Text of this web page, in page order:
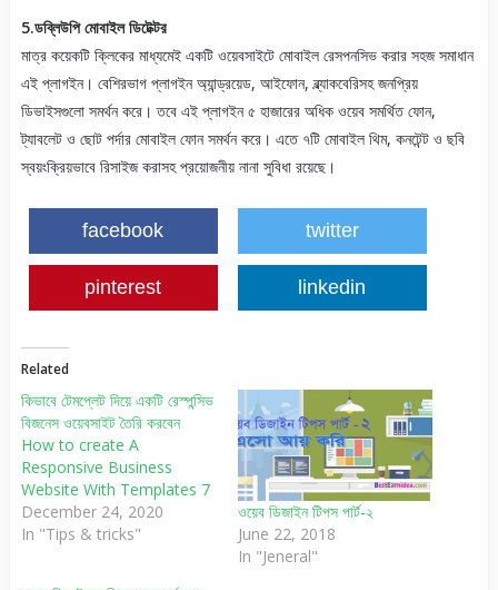
5.ডব্লিউপি মোবাইল ডিটেক্টর
মাত্র কয়েকটি ক্লিকের মাধ্যমেই একটি ওয়েবসাইটে মোবাইল রেসপনসিভ করার সহজ সমাধান
এই প্লাগইন। বেশিরভাগ প্লাগইন অ্যান্ড্রয়েড, আইফোন, ব্ল্যাকবেরিসহ জনপ্রিয়
ডিভাইসগুলো সমর্থন করে। তবে এই প্লাগইন ৫ হাজারের অধিক ওয়েব সমর্থিত ফোন,
ট্যাবলেট ও ছোট পর্দার মোবাইল ফোন সমর্থন করে। এতে ৭টি মোবাইল থিম, কনটেন্ট ও ছবি
স্বয়ংক্রিয়ভাবে রিসাইজ করাসহ প্রয়োজনীয় নানা সুবিধা রয়েছে।
facebook twitter
pinterest linkedin
Related
কিভাবে টেমপ্লেট দিয়ে একটি রেস্পন্সিভ
বিজনেস ওয়েবসাইট তৈরি করবেন
How to create A
Responsive Business
Website With Templates 7
December 24, 2020
In "Tips & tricks"
ওয়েব ডিজাইন টিপস পার্ট-২
June 22, 2018
In "Jeneral"